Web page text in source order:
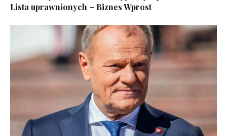
Lista uprawnionych – Biznes Wprost